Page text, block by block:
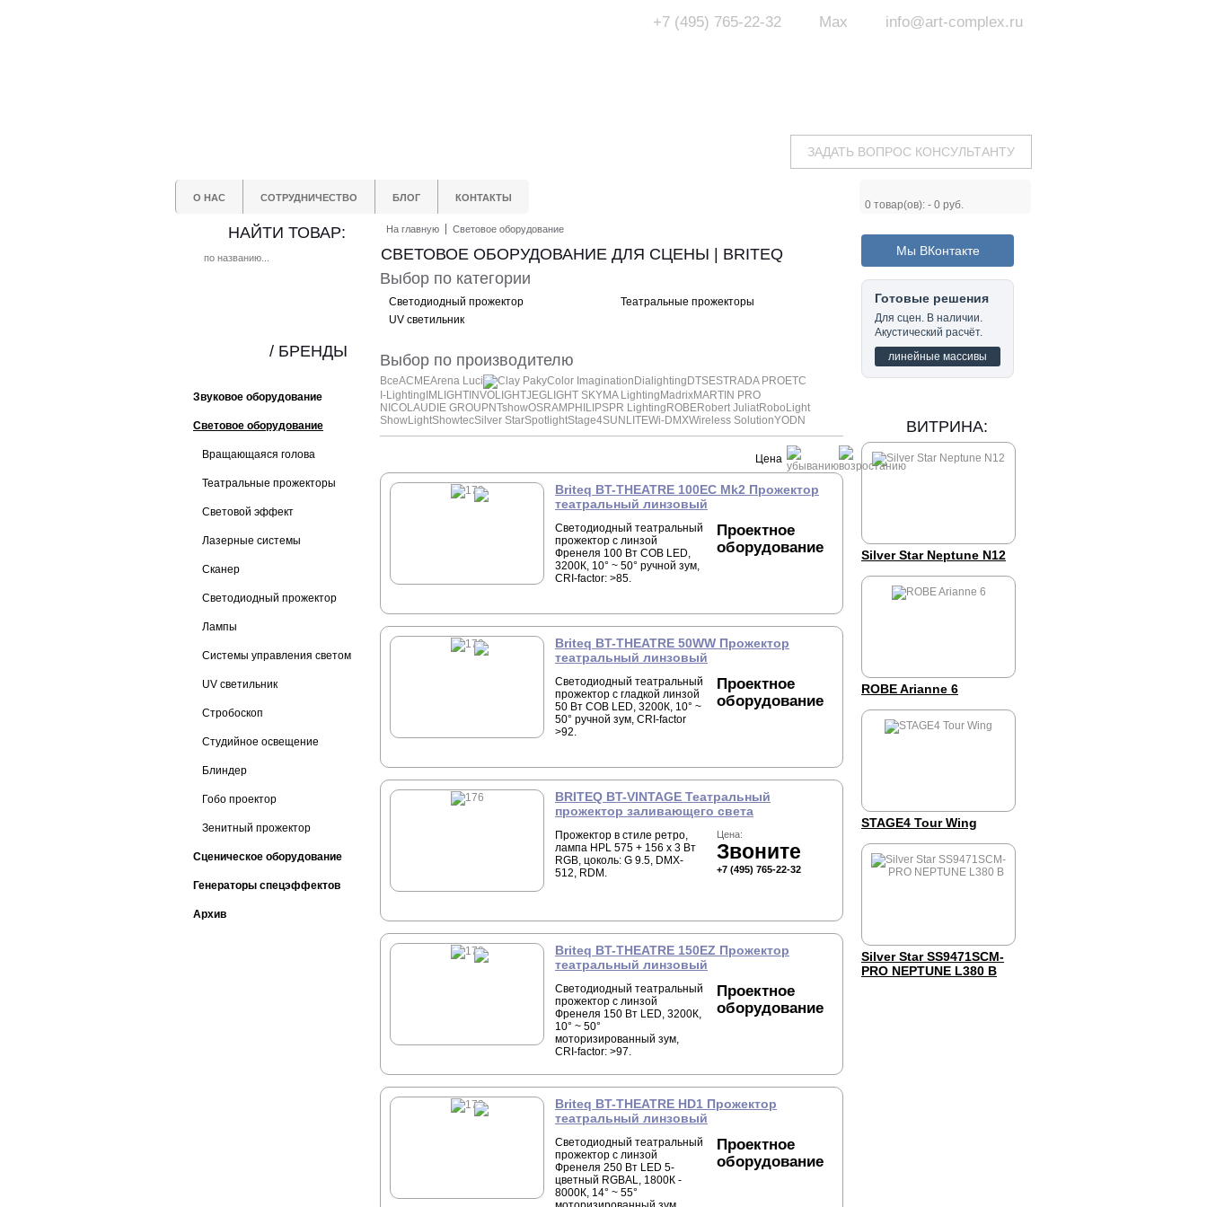
info@art-complex.ru
Max
+7 (495) 765-22-32
ЗАДАТЬ ВОПРОС КОНСУЛЬТАНТУ
О НАС СОТРУДНИЧЕСТВО БЛОГ КОНТАКТЫ
0 товар(ов): - 0 руб.
НАЙТИ ТОВАР:
Звуковое оборудование
Световое оборудование
Вращающаяся голова
Театральные прожекторы
Световой эффект
Лазерные системы
Сканер
Светодиодный прожектор
Лампы
Системы управления светом
UV светильник
Стробоскоп
Студийное освещение
Блиндер
Гобо проектор
Зенитный прожектор
Сценическое оборудование
Генераторы спецэффектов
Архив
/ БРЕНДЫ
На главную Световое оборудование
СВЕТОВОЕ ОБОРУДОВАНИЕ ДЛЯ СЦЕНЫ | BRITEQ
Выбор по категории
Светодиодный прожектор
Театральные прожекторы
UV светильник
Выбор по производителю
ВсеACMEArena Luci Clay PakyColor Imagination Dialighting DTSESTRADA PROETC
I-Lighting IMLIGHT INVOLIGHTJEGLIGHT SKYMA Lighting MadrixMARTIN PRO
NICOLAUDIE GROUPNTshowOSRAM PHILIPSPR Lighting ROBERobert JuliatRoboLight
ShowLightShowtecSilver StarSpotlightStage4SUNLITEWi-DMXWireless SolutionYODN
Цена
Briteq BT-THEATRE 100EC Mk2 Прожектор
театральный линзовый
Светодиодный театральный
прожектор с линзой
Френеля 100 Вт COB LED,
3200К, 10° ~ 50° ручной зум,
CRI-factor: >85.
Проектное
оборудование
Briteq BT-THEATRE 50WW Прожектор
театральный линзовый
Светодиодный театральный
прожектор с гладкой линзой
50 Вт COB LED, 3200К, 10° ~
50° ручной зум, CRI-factor
>92.
Проектное
оборудование
BRITEQ BT-VINTAGE Театральный
прожектор заливающего света
Прожектор в стиле ретро,
лампа HPL 575 + 156 x 3 Вт
RGB, цоколь: G 9.5, DMX-
512, RDM.
Цена:
Звоните
+7 (495) 765-22-32
Briteq BT-THEATRE 150EZ Прожектор
театральный линзовый
Светодиодный театральный
прожектор с линзой
Френеля 150 Вт LED, 3200К,
10° ~ 50°
моторизированный зум,
CRI-factor: >97.
Проектное
оборудование
Briteq BT-THEATRE HD1 Прожектор
театральный линзовый
Светодиодный театральный
прожектор с линзой
Френеля 250 Вт LED 5-
цветный RGBAL, 1800К -
8000К, 14° ~ 55°
Проектное
оборудование
Мы ВКонтакте
Готовые решения
Для сцен. В наличии.
Акустический расчёт.
линейные массивы
ВИТРИНА:
Silver Star Neptune N12
ROBE Arianne 6
STAGE4 Tour Wing
Silver Star SS9471SCM-
PRO NEPTUNE L380 B